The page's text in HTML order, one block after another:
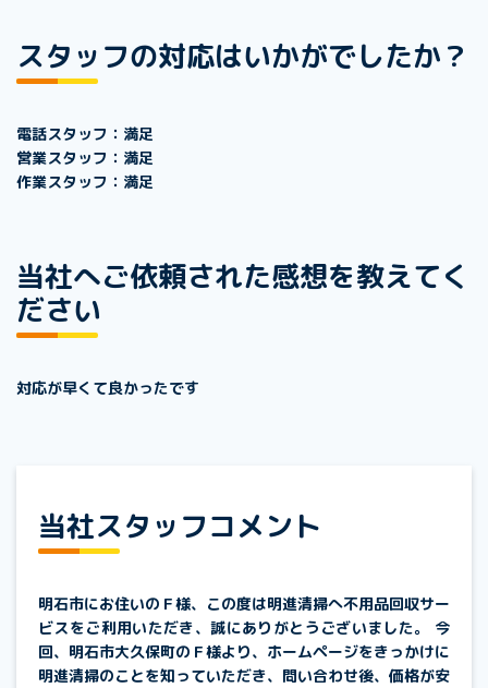
スタッフの対応はいかがでしたか？
電話スタッフ：満足
営業スタッフ：満足
作業スタッフ：満足
当社へご依頼された感想を教えてく
ださい
対応が早くて良かったです
当社スタッフコメント
明石市にお住いのＦ様、この度は明進清掃へ不用品回収サー
ビスをご利用いただき、誠にありがとうございました。 今
回、明石市大久保町のＦ様より、ホームページをきっかけに
明進清掃のことを知っていただき、問い合わせ後、価格が安